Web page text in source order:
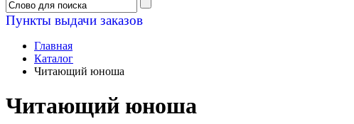
Пункты выдачи заказов
Главная
Каталог
Читающий юноша
Читающий юноша